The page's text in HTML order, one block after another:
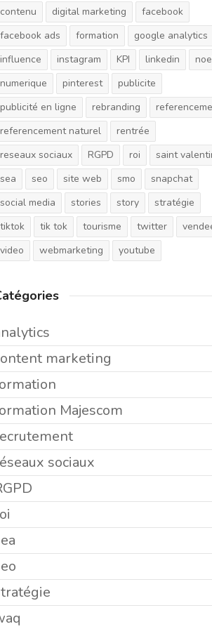
contenu digital marketing
facebook
facebook ads
formation
google analytics
influence
instagram KPI linkedin
numerique
pinterest
publicite
publicité en ligne
rebranding
referencement naturel
rentrée
reseaux sociaux
RGPD roi
saint
sea
seo site web smo
snapchat
social media
stories story
stratégie
tiktok
tik tok tourisme twitter
video
webmarketing youtube
marketing
Majescom
sociaux